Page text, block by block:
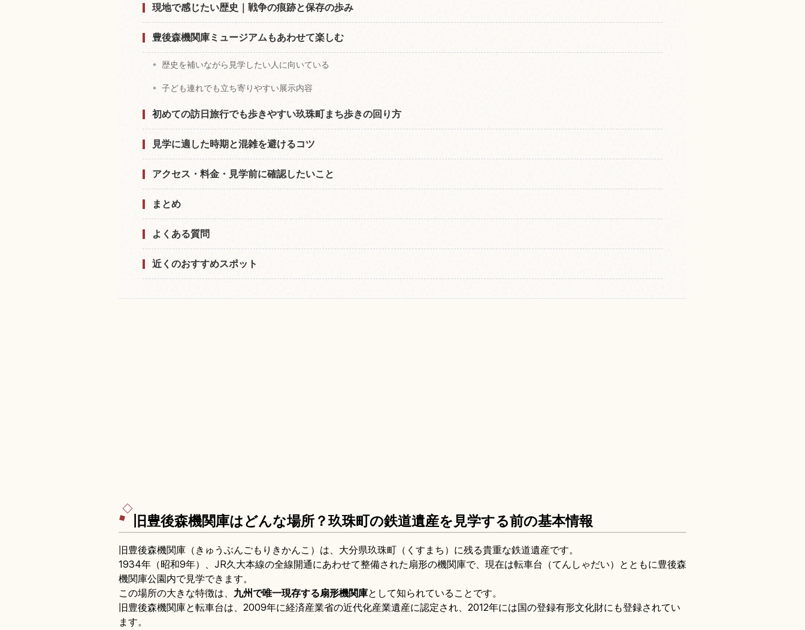
現地で感じたい歴史｜戦争の痕跡と保存の歩み
豊後森機関庫ミュージアムもあわせて楽しむ
歴史を補いながら見学したい人に向いている
子ども連れでも立ち寄りやすい展示内容
初めての訪日旅行でも歩きやすい玖珠町まち歩きの回り方
見学に適した時期と混雑を避けるコツ
アクセス・料金・見学前に確認したいこと
まとめ
よくある質問
近くのおすすめスポット
旧豊後森機関庫はどんな場所？玖珠町の鉄道遺産を見学する前の基本情報
旧豊後森機関庫（きゅうぶんごもりきかんこ）は、大分県玖珠町（くすまち）に残る貴重な鉄道遺産です。
1934年（昭和9年）、JR久大本線の全線開通にあわせて整備された扇形の機関庫で、現在は転車台（てんしゃだい）とともに豊後森
機関庫公園内で見学できます。
この場所の大きな特徴は、 九州で唯一現存する扇形機関庫として知られていることです。
旧豊後森機関庫と転車台は、2009年に経済産業省の近代化産業遺産に認定され、2012年には国の登録有形文化財にも登録されてい
ます。